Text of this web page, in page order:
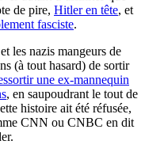
de pire, Hitler en tête, et
fasciste.
les nazis mangeurs de
(à tout hasard) de sortir
une ex-mannequin
, en saupoudrant le tout de
histoire ait été réfusée,
CNN ou CNBC en dit